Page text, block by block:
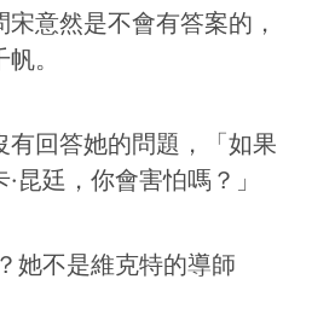
意然是不會有答案的，
。
有回答她的問題，「如果
昆廷，你會害怕嗎？」
她不是維克特的導師